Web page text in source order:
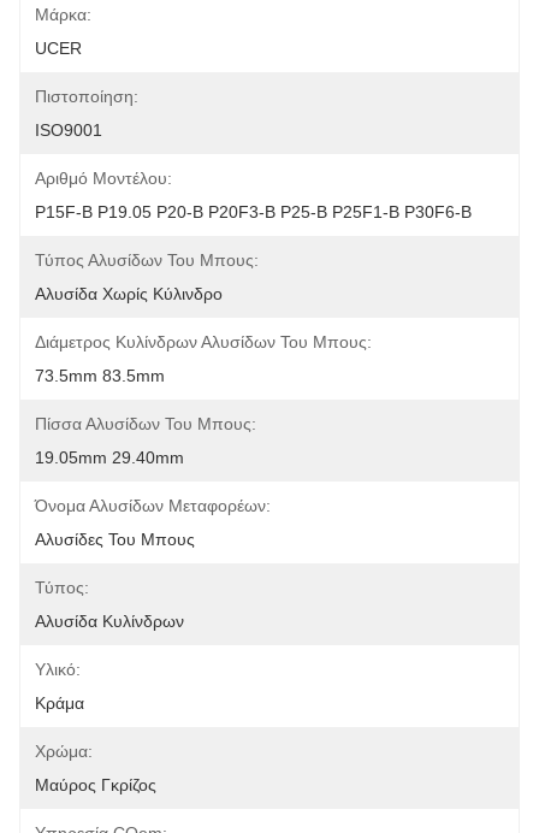
Μάρκα:
UCER
Πιστοποίηση:
ISO9001
Αριθμό Μοντέλου:
P15F-Β P19.05 P20-Β P20F3-Β P25-Β P25F1-Β P30F6-Β
Τύπος Αλυσίδων Του Μπους:
Αλυσίδα Χωρίς Κύλινδρο
Διάμετρος Κυλίνδρων Αλυσίδων Του Μπους:
73.5mm 83.5mm
Πίσσα Αλυσίδων Του Μπους:
19.05mm 29.40mm
Όνομα Αλυσίδων Μεταφορέων:
Αλυσίδες Του Μπους
Τύπος:
Αλυσίδα Κυλίνδρων
Υλικό:
Κράμα
Χρώμα:
Μαύρος Γκρίζος